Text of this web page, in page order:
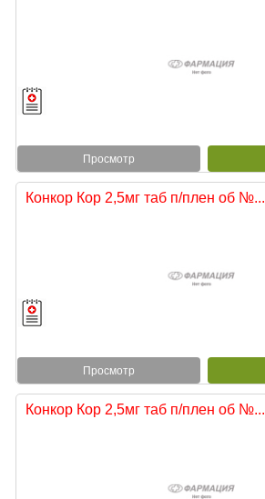
Просмотр
Конкор Кор 2,5мг таб п/плен об №...
Просмотр
Конкор Кор 2,5мг таб п/плен об №...